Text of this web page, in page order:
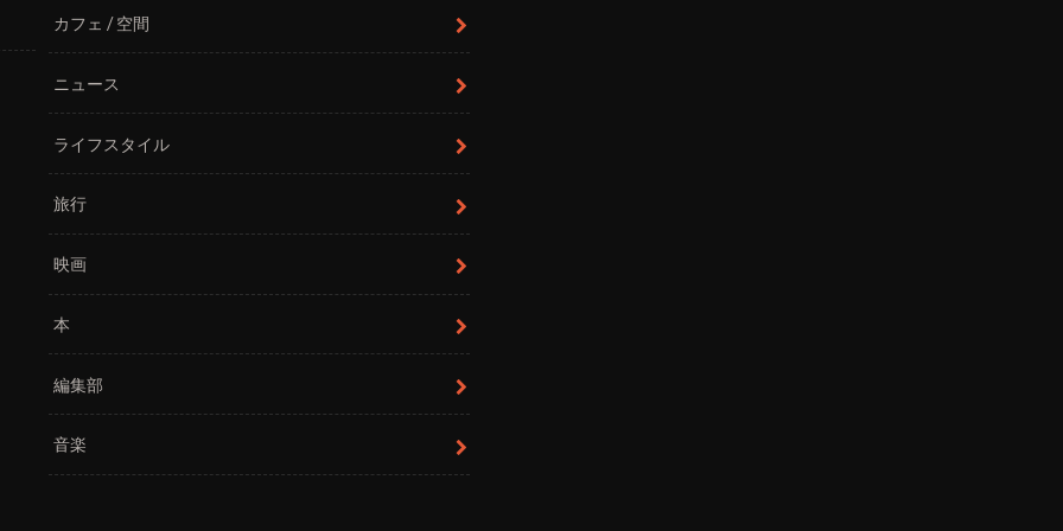
カフェ / 空間
ニュース
ライフスタイル
旅行
映画
本
編集部
音楽